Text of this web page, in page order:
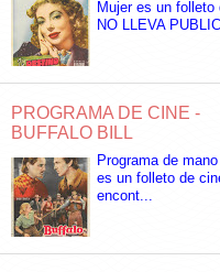
Mujer es un
NO LLEVA
PROGRAMA DE CINE -
BUFFALO BILL
Programa de
es un folleto de
encont...